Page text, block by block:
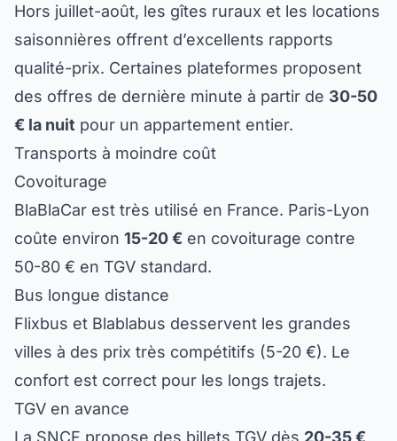
Hors juillet-août, les gîtes ruraux et les locations
saisonnières offrent d’excellents rapports
qualité-prix. Certaines plateformes proposent
des offres de dernière minute à partir de 30-50
€ la nuit pour un appartement entier.
Transports à moindre coût
Covoiturage
BlaBlaCar est très utilisé en France. Paris-Lyon
coûte environ 15-20 € en covoiturage contre
50-80 € en TGV standard.
Bus longue distance
Flixbus et Blablabus desservent les grandes
villes à des prix très compétitifs (5-20 €). Le
confort est correct pour les longs trajets.
TGV en avance
La SNCF propose des billets TGV dès 20-35 €